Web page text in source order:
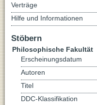
Verträge
Hilfe und Informationen
Stöbern
Philosophische Fakultät
Erscheinungsdatum
Autoren
Titel
DDC-Klassifikation